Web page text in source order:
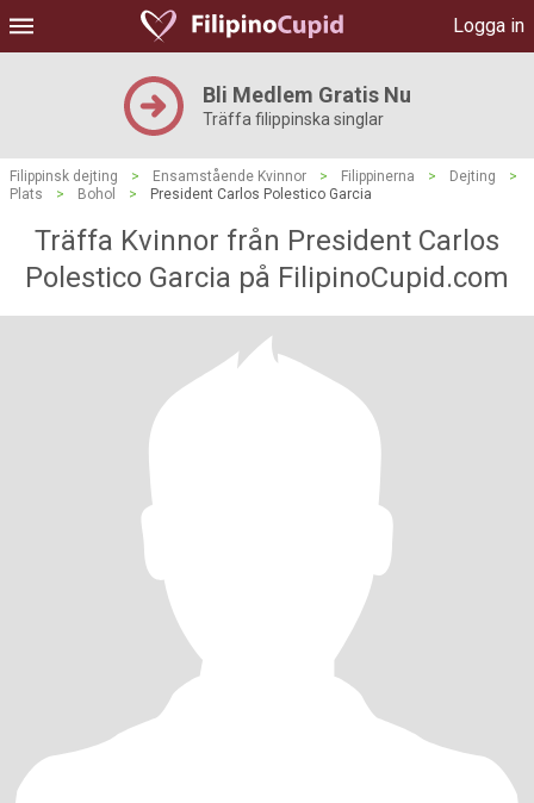
Logga in
Bli Medlem Gratis Nu
Träffa filippinska singlar
Filippinsk dejting > Ensamstående Kvinnor > Filippinerna > Dejting
>
Plats
> Bohol > President Carlos Polestico Garcia
Träffa Kvinnor från President Carlos
Polestico Garcia på FilipinoCupid.com